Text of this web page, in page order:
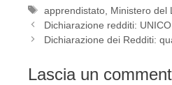
Tag
apprendistato Ministero del
Dichiarazione redditi:
Dichiarazione dei Redditi:
Lascia un